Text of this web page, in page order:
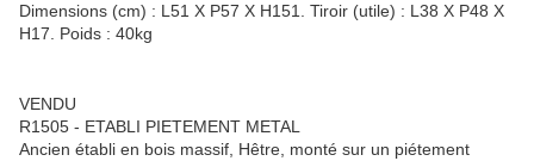
Dimensions (cm) : L51 X P57 X H151. Tiroir (utile) : L38 X P48 X
H17. Poids : 40kg
VENDU
R1505 - ETABLI PIETEMENT METAL
Ancien établi en bois massif, Hêtre, monté sur un piétement